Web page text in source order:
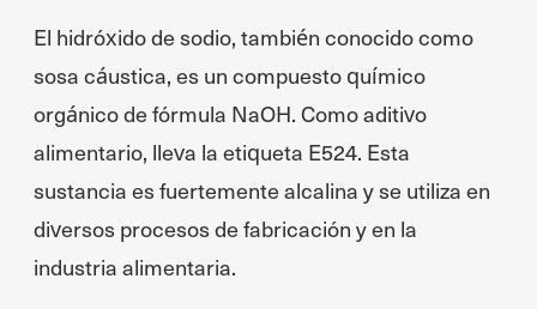
El hidróxido de sodio, también conocido como
sosa cáustica, es un compuesto químico
orgánico de fórmula NaOH. Como aditivo
alimentario, lleva la etiqueta E524. Esta
sustancia es fuertemente alcalina y se utiliza en
diversos procesos de fabricación y en la
industria alimentaria.